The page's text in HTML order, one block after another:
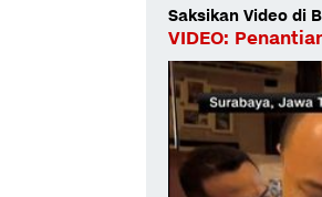
Saksikan Video di
VIDEO: